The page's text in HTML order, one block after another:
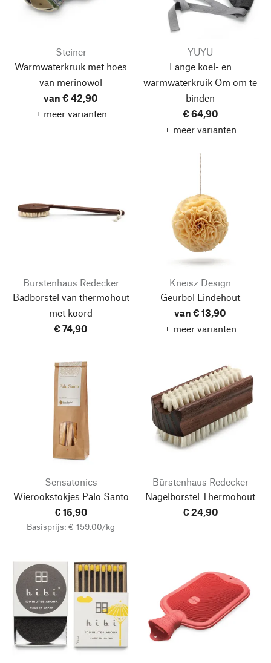
Steiner
Warmwaterkruik met hoes
van merinowol
van € 42,90
+ meer varianten
YUYU
Lange koel- en
warmwaterkruik Om om te
binden
€ 64,90
+ meer varianten
Bürstenhaus Redecker
Badborstel van thermohout
met koord
€ 74,90
Kneisz Design
Geurbol Lindehout
van € 13,90
+ meer varianten
Sensatonics
Wierookstokjes Palo Santo
€ 15,90
Basisprijs: € 159,00/kg
Bürstenhaus Redecker
Nagelborstel Thermohout
€ 24,90